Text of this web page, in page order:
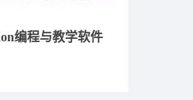
编程与教学软件